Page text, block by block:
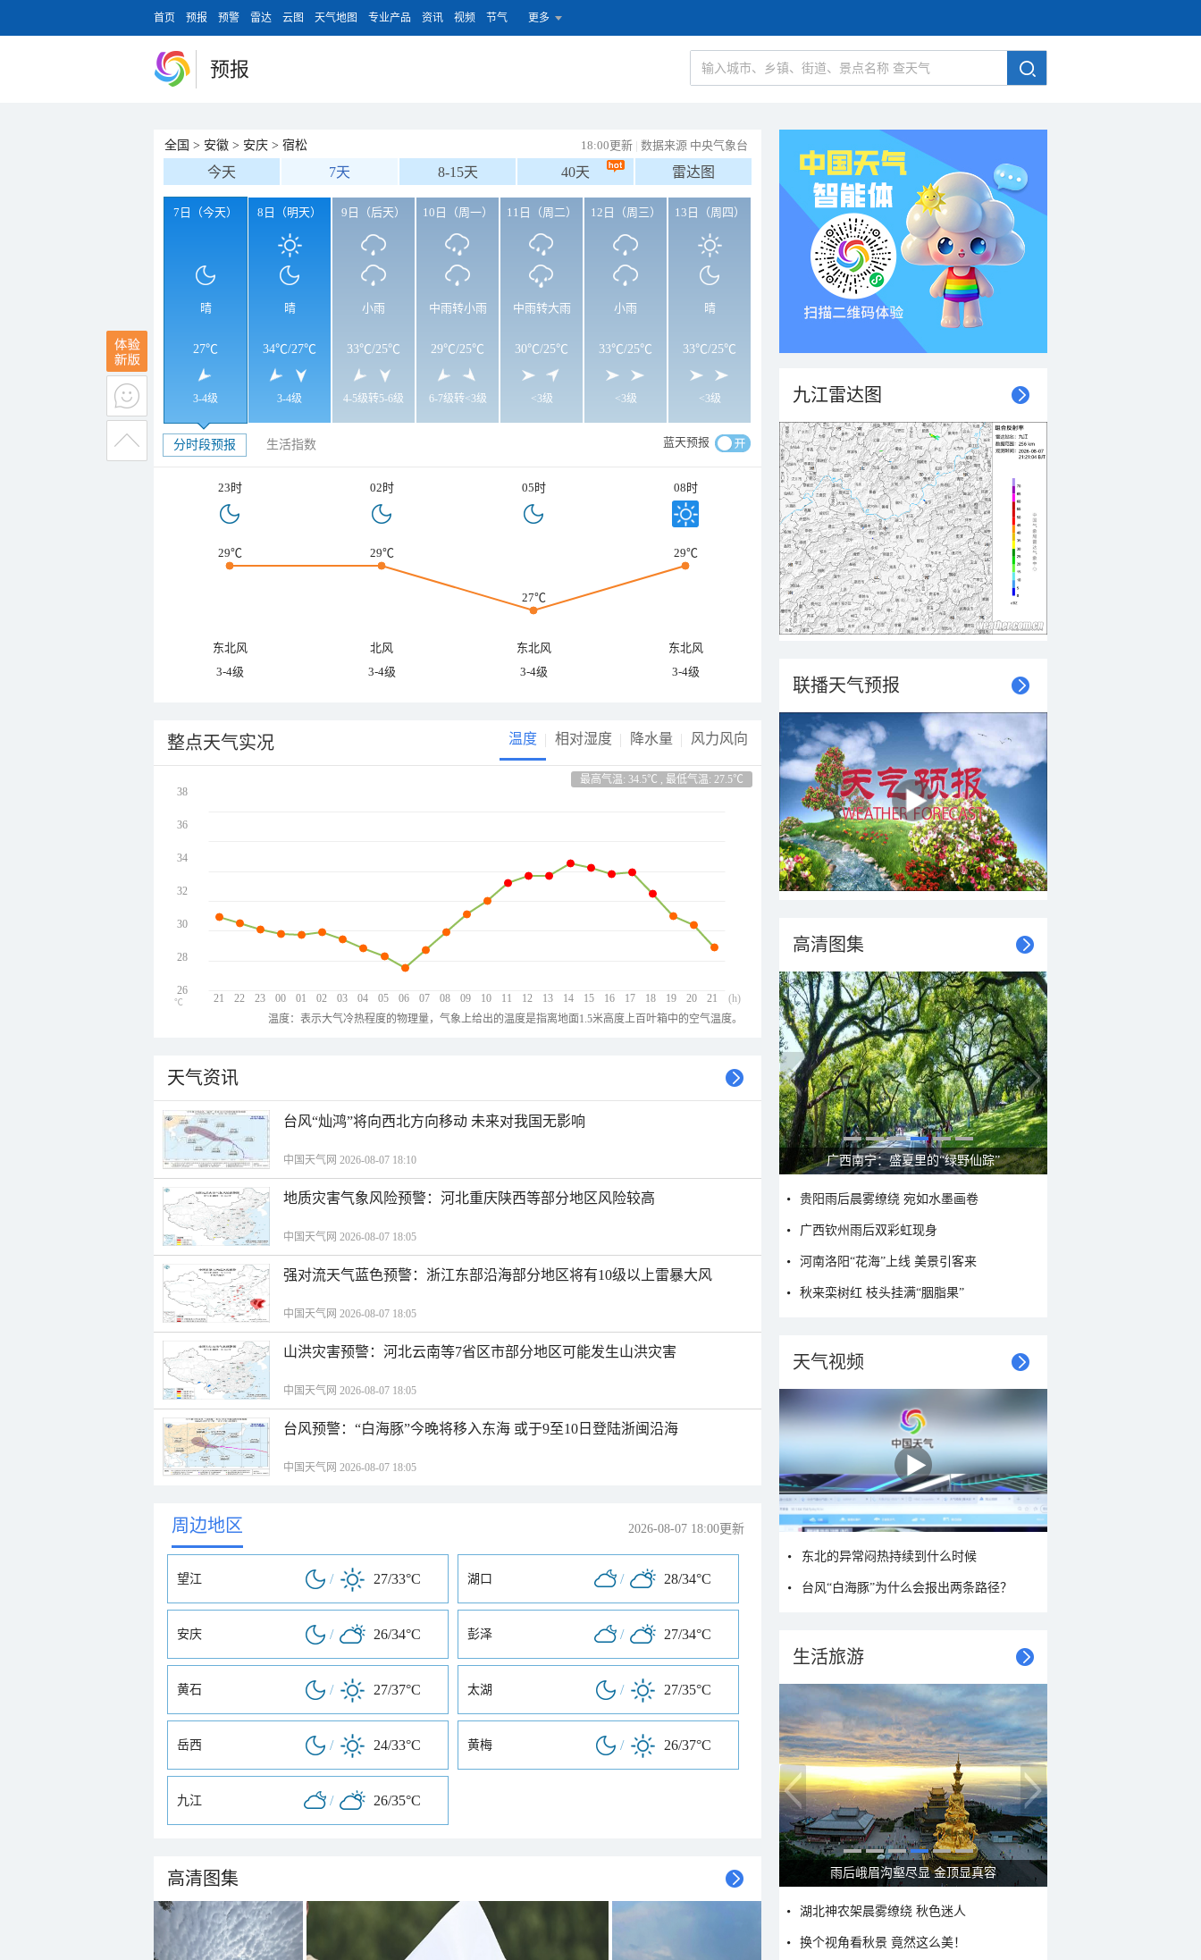
首页 预报 预警 雷达 云图 天气地图 专业产品 资讯 视频 节气 更多
预报
全国 > 安徽 > 安庆 > 宿松 18:00更新 | 数据来源 中央气象台
今天 7天 8-15天 40天 雷达图
7日（今天）
晴
27℃
3-4级
8日（明天）
晴
34℃/27℃
3-4级
9日（后天）
小雨
33℃/25℃
4-5级转5-6级
10日（周一）
中雨转小雨
29℃/25℃
6-7级转<3级
11日（周二）
中雨转大雨
30℃/25℃
<3级
12日（周三）
小雨
33℃/25℃
<3级
13日（周四）
晴
33℃/25℃
<3级
分时段预报 生活指数 蓝天预报
23时 02时 05时 08时
29℃ 29℃
27℃
29℃
东北风 北风 东北风
东北风
3-4级
3-4级 3-4级 3-4级
整点天气实况 温度 相对湿度 降水量 风力风向
最高气温: 34.5℃ , 最低气温: 27.5℃
21 22 23 00 01 02 03 04 05 06 07 08 09 10 11 12 13 14 15 16 17 18 19 20 21
38
36
34
32
30
28
26
(h)
℃
温度：表示大气冷热程度的物理量，气象上给出的温度是指离地面1.5米高度上百叶箱中的空气温度。
天气资讯
台风“灿鸿”将向西北方向移动 未来对我国无影响
中国天气网 2026-08-07 18:10
地质灾害气象风险预警：河北重庆陕西等部分地区风险较高
中国天气网 2026-08-07 18:05
强对流天气蓝色预警：浙江东部沿海部分地区将有10级以上雷暴大风
中国天气网 2026-08-07 18:05
山洪灾害预警：河北云南等7省区市部分地区可能发生山洪灾害
中国天气网 2026-08-07 18:05
台风预警：“白海豚”今晚将移入东海 或于9至10日登陆浙闽沿海
中国天气网 2026-08-07 18:05
周边地区 2026-08-07 18:00更新
望江 / 27/33°C 湖口 / 28/34°C
安庆 / 26/34°C 彭泽 / 27/34°C
黄石 / 27/37°C 太湖 / 27/35°C
岳西 / 24/33°C 黄梅 / 26/37°C
九江 / 26/35°C
高清图集
九江雷达图
联播天气预报
高清图集
广西南宁：盛夏里的“绿野仙踪”
贵阳雨后晨雾缭绕 宛如水墨画卷
广西钦州雨后双彩虹现身
河南洛阳“花海”上线 美景引客来
秋来栾树红 枝头挂满“胭脂果”
天气视频
东北的异常闷热持续到什么时候
台风“白海豚”为什么会报出两条路径？
生活旅游
雨后峨眉沟壑尽显 金顶显真容
湖北神农架晨雾缭绕 秋色迷人
换个视角看秋景 竟然这么美！